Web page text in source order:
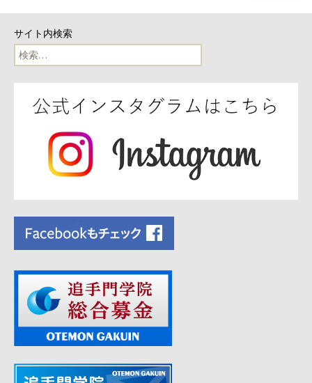
ナ
ビ
ゲ
ン
サイト内検索
検
索: